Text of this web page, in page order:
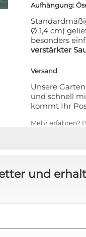
Aufhängung:
Ø 1,4 cm)
besonders
verstärkter
Versand
Unsere
und schnell
kommt Ihr
Mehr erfahren?
und